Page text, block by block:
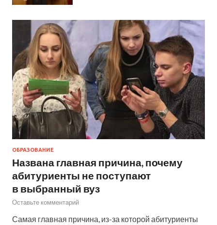
ОБРАЗОВАНИЕ
Названа главная причина, почему
абитуриенты не поступают
в выбранный вуз
Оставьте комментарий
Самая главная причина, из-за которой абитуриенты